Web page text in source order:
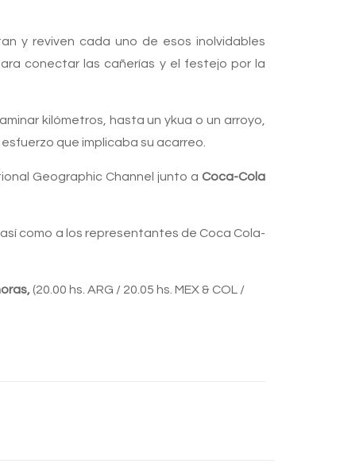
y reviven cada uno de esos inolvidables
conectar las cañerías y el festejo por la
kilómetros, hasta un ykua o un arroyo,
que implicaba su acarreo.
Geographic Channel junto aCoca-Cola
como a los representantes de Coca Cola-
(20.00 hs. ARG / 20.05 hs. MEX & COL /